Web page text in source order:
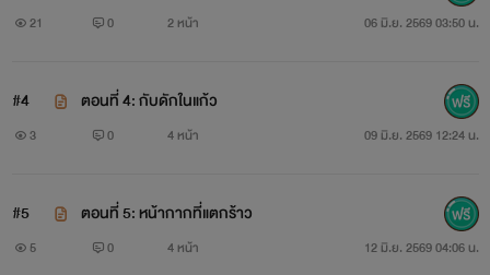
21 0 2 หน้า 06 มิ.ย. 2569 03:50 น.
#4 ตอนที่ 4: กับดักในแก้ว
3 0 4 หน้า 09 มิ.ย. 2569 12:24 น.
#5 ตอนที่ 5: หน้ากากที่แตกร้าว
5 0 4 หน้า 12 มิ.ย. 2569 04:06 น.